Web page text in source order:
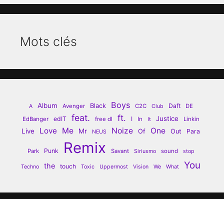
Mots clés
A Album Avenger Black Boys C2C Club Daft
DE
EdBanger
edIT feat. free dl ft. I In It Justice Linkin
Live Love Me Mr NEUS Noize Of One Out Para
Park Punk Remix Savant Siriusmo sound stop
Techno the touch Toxic Uppermost Vision We What You